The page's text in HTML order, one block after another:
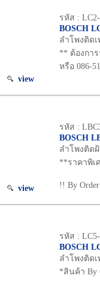
view
รหัส :
BOSCH
ลำโพงติดเ
** ต้องกา
หรือ 086-
view
รหัส :
BOSCH
ลำโพงติด
**ราคาพิเ
!! By
รหัส :
BOSCH
ลำโพงติดเ
*สินค้า By